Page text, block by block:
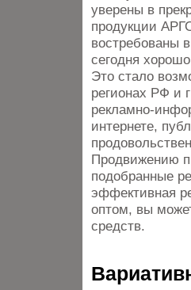
уверены в
продукции
востребованы
сегодня
Это стало
регионах РФ и
рекламно-
интернете,
Продвижению
подобранные
эффективная
оптом, вы
средств.